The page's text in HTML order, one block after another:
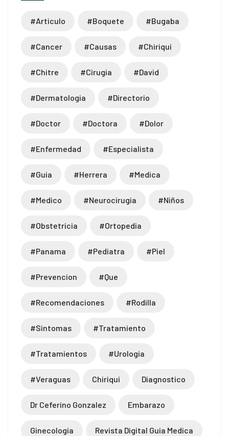
#articulo #boquete #bugaba
#cancer #causas #chiriqui
#chitre #cirugia #david
#dermatologia #directorio
#doctor #doctora #dolor
#enfermedad #especialista
#guia #herrera #medica
#medico #neurocirugia #niños
#obstetricia #ortopedia
#panama #pediatra #piel
#prevencion #que
#recomendaciones #rodilla
#sintomas #tratamiento
#tratamientos #urologia
#veraguas Chiriqui Diagnostico
Dr Ceferino Gonzalez Embarazo
Ginecología Revista Digital Guia Medica